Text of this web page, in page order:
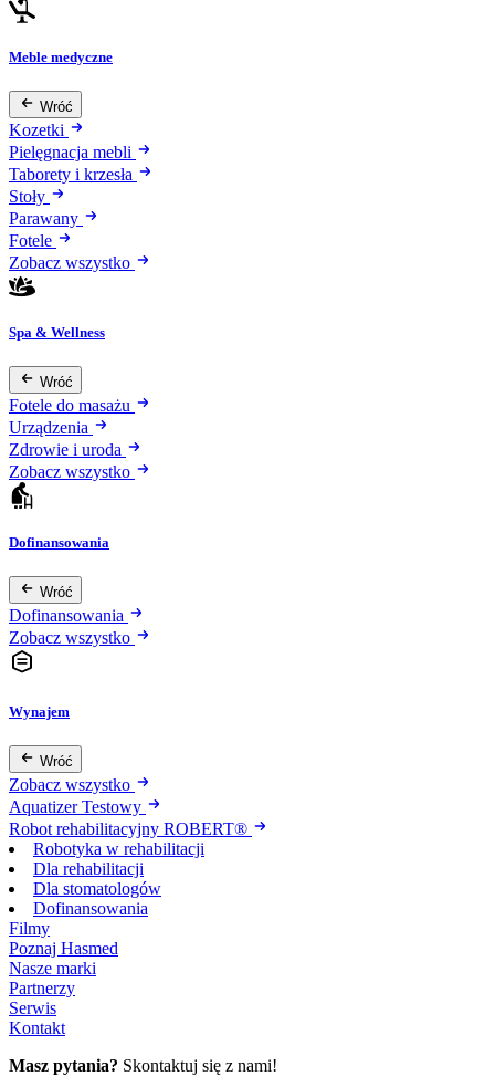
Meble medyczne
Wróć
Kozetki
Pielęgnacja mebli
Taborety i krzesła
Stoły
Parawany
Fotele
Zobacz wszystko
Spa & Wellness
Wróć
Fotele do masażu
Urządzenia
Zdrowie i uroda
Zobacz wszystko
Dofinansowania
Wróć
Dofinansowania
Zobacz wszystko
Wynajem
Wróć
Zobacz wszystko
Aquatizer Testowy
Robot rehabilitacyjny ROBERT®
Robotyka w rehabilitacji
Dla rehabilitacji
Dla stomatologów
Dofinansowania
Filmy
Poznaj Hasmed
Nasze marki
Partnerzy
Serwis
Kontakt
Masz pytania? Skontaktuj się z nami!